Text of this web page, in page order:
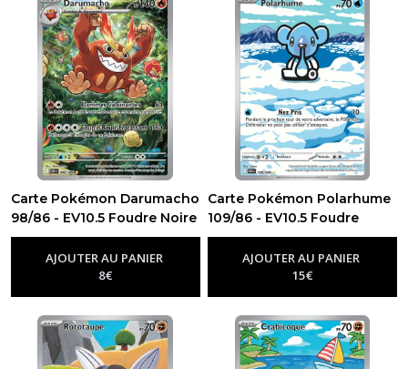
Carte Pokémon Darumacho
98/86 - EV10.5 Foudre Noire
-Ev10.5 - Foudre Noire
AJOUTER AU PANIER
8€
Carte Pokémon Polarhume
109/86 - EV10.5 Foudre
Noire-Ev10.5 - Foudre Noire
AJOUTER AU PANIER
15€